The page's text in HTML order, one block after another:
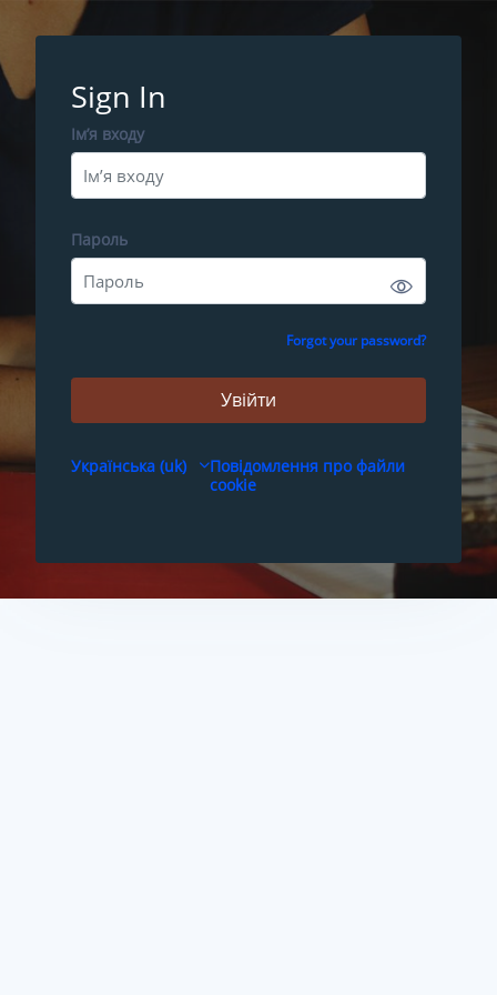
Перейти до головного вмісту
Sign In
Ім’я входу
Ім’я входу
Пароль
Пароль
Forgot your password?
Увійти
Українська ‎(uk)‎
Повідомлення про файли
cookie